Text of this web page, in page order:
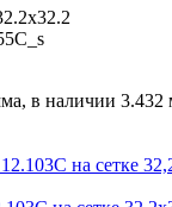
в наличии 3.432